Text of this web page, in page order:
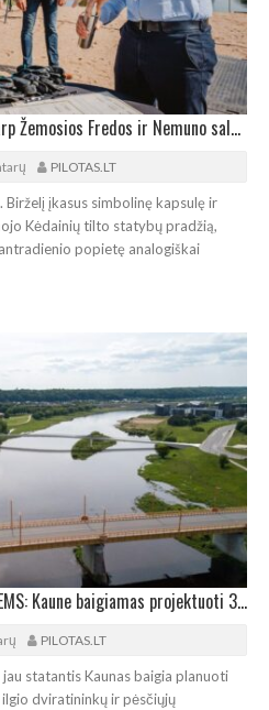
ĮKASĖ SIMBOLINĘ KAPSULĘ: Tarp Žemosios Fredos ir Nemuno salos statomas 258 m ilgio tiltas
PILOTAS.LT
įkasus simbolinę kapsulę ir
Kėdainių tilto statybų pradžią,
popietę analogiškai
DVIRATININKAMS IR PĖSTIESIEMS: Kaune baigiamas projektuoti 312 metrų tiltas per Nerį
PILOTAS.LT
statantis Kaunas baigia planuoti
dviratininkų ir pėsčiųjų